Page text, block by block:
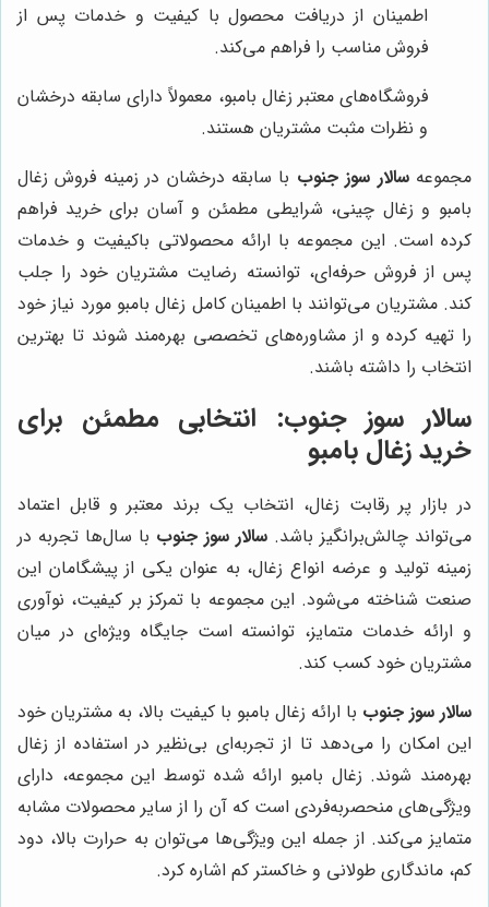
اطمینان از دریافت محصول با کیفیت و خدمات پس از
فروش مناسب را فراهم می‌کند.
فروشگاه‌های معتبر زغال بامبو، معمولاً دارای سابقه درخشان
و نظرات مثبت مشتریان هستند.
مجموعهسالار سوز جنوب با سابقه درخشان در زمینه فروش زغال
بامبو و زغال چینی، شرایطی مطمئن و آسان برای خرید فراهم
کرده است. این مجموعه با ارائه محصولاتی باکیفیت و خدمات
پس از فروش حرفه‌ای، توانسته رضایت مشتریان خود را جلب
کند. مشتریان می‌توانند با اطمینان کامل زغال بامبو مورد نیاز خود
را تهیه کرده و از مشاوره‌های تخصصی بهره‌مند شوند تا بهترین
انتخاب را داشته باشند.
سالار سوز جنوب: انتخابی مطمئن برای
خرید زغال بامبو
در بازار پر رقابت زغال، انتخاب یک برند معتبر و قابل اعتماد
می‌تواند چالش‌برانگیز باشد. سالار سوز جنوب با سال‌ها تجربه در
زمینه تولید و عرضه انواع زغال، به عنوان یکی از پیشگامان این
صنعت شناخته می‌شود. این مجموعه با تمرکز بر کیفیت، نوآوری
و ارائه خدمات متمایز، توانسته است جایگاه ویژه‌ای در میان
مشتریان خود کسب کند.
سالار سوز جنوب با ارائه زغال بامبو با کیفیت بالا، به مشتریان خود
این امکان را می‌دهد تا از تجربه‌ای بی‌نظیر در استفاده از زغال
بهره‌مند شوند. زغال بامبو ارائه شده توسط این مجموعه، دارای
ویژگی‌های منحصربه‌فردی است که آن را از سایر محصولات مشابه
متمایز می‌کند. از جمله این ویژگی‌ها می‌توان به حرارت بالا، دود
کم، ماندگاری طولانی و خاکستر کم اشاره کرد.